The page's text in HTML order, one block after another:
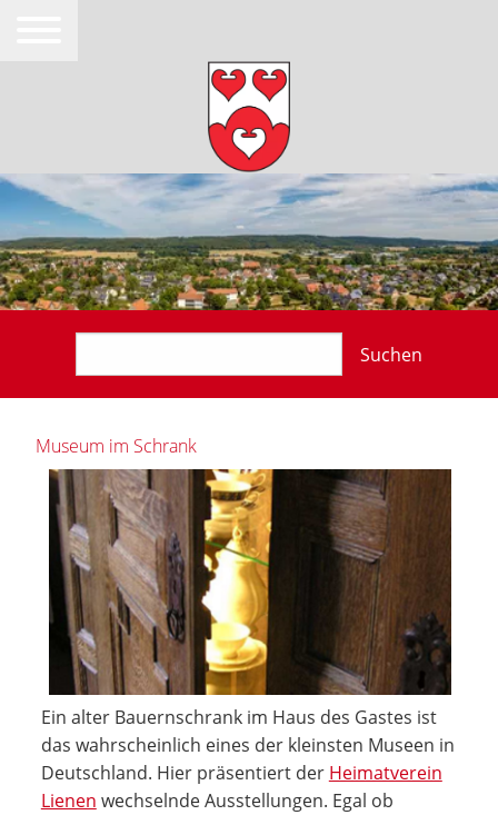
Suchen
Museum im Schrank
Ein alter Bauernschrank im Haus des Gastes ist
das wahrscheinlich eines der kleinsten Museen in
Deutschland. Hier präsentiert der Heimatverein
Lienen wechselnde Ausstellungen. Egal ob